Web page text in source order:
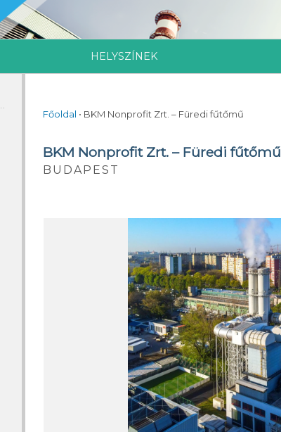
HELYSZÍNEK
Főoldal • BKM Nonprofit Zrt. – Füredi fűtőmű
BKM Nonprofit Zrt. – Füredi fűtőmű
BUDAPEST